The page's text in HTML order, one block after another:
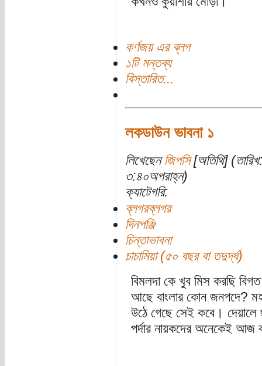
কর্ণজয় এর ব্লগ
১টি মন্তব্য
বিস্তারিত...
লকডাউন ভাবনা ১
লিখেছেন জিপসি[অতিথি]
৩:৪০অপরাহ্ন)
ক্যাটেগরি:
ব্লগরব্লগর
দিনপঞ্জি
চিন্তাভাবনা
চাচামিয়া (৫০ বছর বা তদুর্দ্ধ)
বিমলদা কে খুব মিস করছি
আছে বাংলার কোন জনপদে?
উঠে গেছে সেই কবে। দেয়ালে
পর্দার নায়কদের অনেকেই আজ